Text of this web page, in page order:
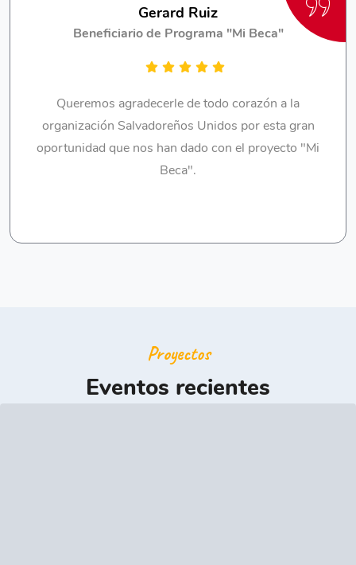
Gerard Ruiz
Beneficiario de Programa "Mi Beca"
Queremos agradecerle de todo corazón a la
organización Salvadoreños Unidos por esta gran
oportunidad que nos han dado con el proyecto "Mi
Beca".
Proyectos
Eventos recientes